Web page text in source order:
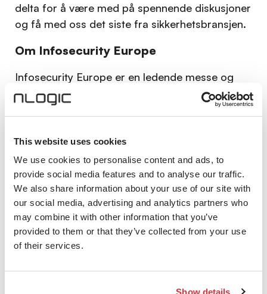
This website uses cookies
We use cookies to personalise content and ads, to
provide social media features and to analyse our traffic.
We also share information about your use of our site with
our social media, advertising and analytics partners who
may combine it with other information that you’ve
provided to them or that they’ve collected from your use
of their services.
Show details
delta for å være med på spennende diskusjoner
og få med oss det siste fra sikkerhetsbransjen.
Om Infosecurity Europe
Infosecurity Europe er en ledende messe og
konferanse dedikert til cybersikkerhet som
tiltrekker seg bransjeeksperter, bedriftsledere,
hele verden. Arrangementet gir en unik
plattform for å utforske de nyeste trendene,
løsningene og beste praksisene innen
cybersikkerhet. Med et omfattende program av
seminarer, workshops og utstillinger, gir
Infosecurity Europe verdifull innsikt, muligheter
til nettverksbygging og en dypere forståelse av
mulighetene i den digitale sikkerhetsbransjen.